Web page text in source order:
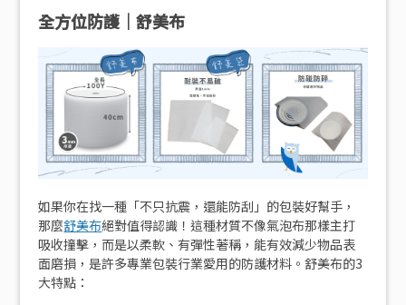
全方位防護｜舒美布
如果你在找一種「不只抗震，還能防刮」的包裝好幫手，
那麼舒美布絕對值得認識！這種材質不像氣泡布那樣主打
吸收撞擊，而是以柔軟、有彈性著稱，能有效減少物品表
面磨損，是許多專業包裝行業愛用的防護材料。舒美布的3
大特點：